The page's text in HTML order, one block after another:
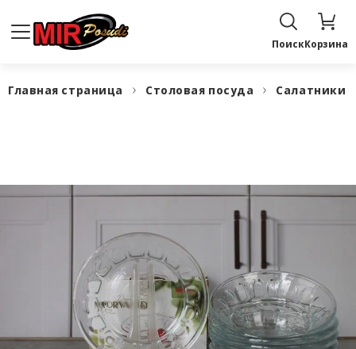
ПоискКорзина
Главная страница Столовая посуда Салатники